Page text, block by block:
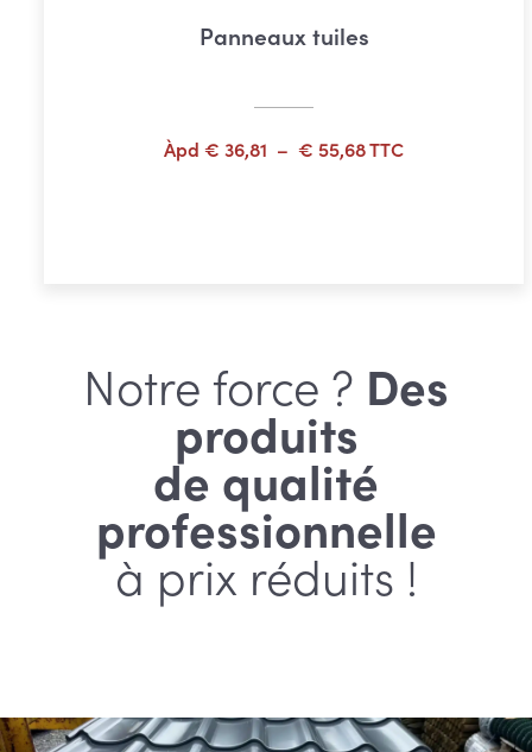
Panneaux tuiles
Àpd € 36,81 – € 55,68Plage
TTC
Notre force ? Des
produits
de qualité
professionnelle
à prix réduits !